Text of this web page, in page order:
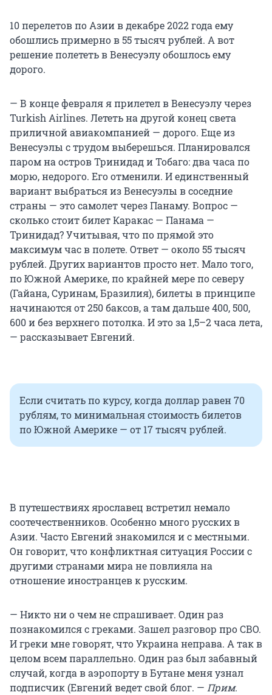
10 перелетов по Азии в декабре 2022 года ему
обошлись примерно в 55 тысяч рублей. А вот
решение полететь в Венесуэлу обошлось ему
дорого.
— В конце февраля я прилетел в Венесуэлу через
Turkish Airlines. Лететь на другой конец света
приличной авиакомпанией — дорого. Еще из
Венесуэлы с трудом выберешься. Планировался
паром на остров Тринидад и Тобаго: два часа по
морю, недорого. Его отменили. И единственный
вариант выбраться из Венесуэлы в соседние
страны — это самолет через Панаму. Вопрос —
сколько стоит билет Каракас — Панама —
Тринидад? Учитывая, что по прямой это
максимум час в полете. Ответ — около 55 тысяч
рублей. Других вариантов просто нет. Мало того,
по Южной Америке, по крайней мере по северу
(Гайана, Суринам, Бразилия), билеты в принципе
начинаются от 250 баксов, а там дальше 400, 500,
600 и без верхнего потолка. И это за 1,5–2 часа лета,
— рассказывает Евгений.
Если считать по курсу, когда доллар равен 70
рублям, то минимальная стоимость билетов
по Южной Америке — от 17 тысяч рублей.
В путешествиях ярославец встретил немало
соотечественников. Особенно много русских в
Азии. Часто Евгений знакомился и с местными.
Он говорит, что конфликтная ситуация России с
другими странами мира не повлияла на
отношение иностранцев к русским.
— Никто ни о чем не спрашивает. Один раз
познакомился с греками. Зашел разговор про СВО.
И греки мне говорят, что Украина неправа. А так в
целом всем параллельно. Один раз был забавный
случай, когда в аэропорту в Бутане меня узнал
подписчик (Евгений ведет свой блог. — Прим.